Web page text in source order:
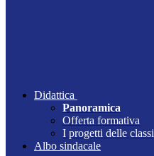
Didattica
Panoramica
Offerta formativa
I progetti delle classi
Albo sindacale